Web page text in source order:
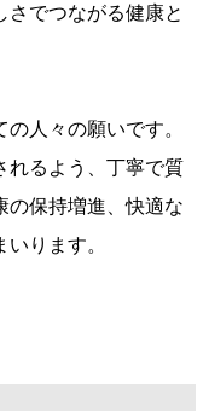
さでつながる健康と
人々の願いです。
れるよう、丁寧で質
の保持増進、快適な
ります。